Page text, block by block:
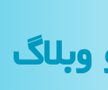
وبلاگ